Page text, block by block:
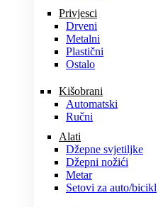
Privjesci
Drveni
Metalni
Plastični
Ostalo
Kišobrani
Automatski
Ručni
Alati
Džepne svjetiljke
Džepni nožići
Metar
Setovi za auto/bicikl